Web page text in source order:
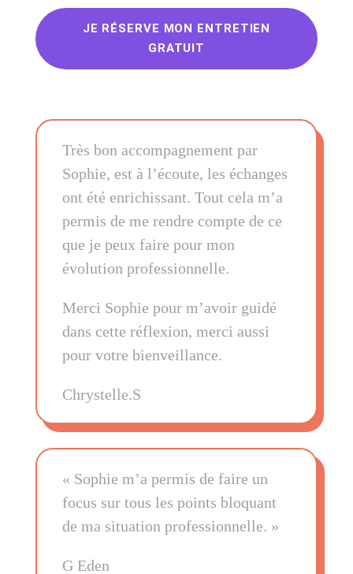
JE RÉSERVE MON ENTRETIEN
GRATUIT
Très bon accompagnement par
Sophie, est à l’écoute, les échanges
ont été enrichissant. Tout cela m’a
permis de me rendre compte de ce
que je peux faire pour mon
évolution professionnelle.
Merci Sophie pour m’avoir guidé
dans cette réflexion, merci aussi
pour votre bienveillance.
Chrystelle.S
« Sophie m’a permis de faire un
focus sur tous les points bloquant
de ma situation professionnelle. »
G Eden